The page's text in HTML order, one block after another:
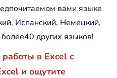
вами языке
Испанский, Немецкий,
других языков!
в Excel с
и ощутите